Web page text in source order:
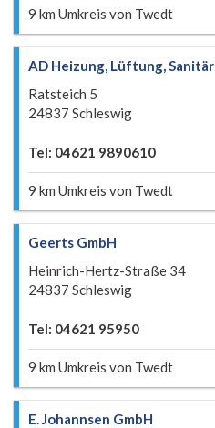
9 km Umkreis von Twedt
AD Heizung, Lüftung, Sanitär
Ratsteich 5
24837 Schleswig
Tel: 04621 9890610
9 km Umkreis von Twedt
Geerts GmbH
Heinrich-Hertz-Straße 34
24837 Schleswig
Tel: 04621 95950
9 km Umkreis von Twedt
E. Johannsen GmbH